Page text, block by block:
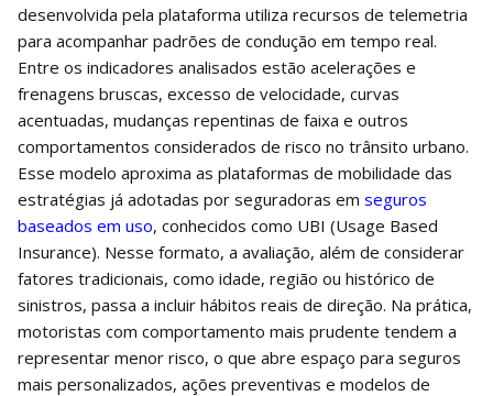
desenvolvida pela plataforma utiliza recursos de telemetria
para acompanhar padrões de condução em tempo real.
Entre os indicadores analisados estão acelerações e
frenagens bruscas, excesso de velocidade, curvas
acentuadas, mudanças repentinas de faixa e outros
comportamentos considerados de risco no trânsito urbano.
Esse modelo aproxima as plataformas de mobilidade das
estratégias já adotadas por seguradoras em seguros
baseados em uso, conhecidos como UBI (Usage Based
Insurance). Nesse formato, a avaliação, além de considerar
fatores tradicionais, como idade, região ou histórico de
sinistros, passa a incluir hábitos reais de direção. Na prática,
motoristas com comportamento mais prudente tendem a
representar menor risco, o que abre espaço para seguros
mais personalizados, ações preventivas e modelos de